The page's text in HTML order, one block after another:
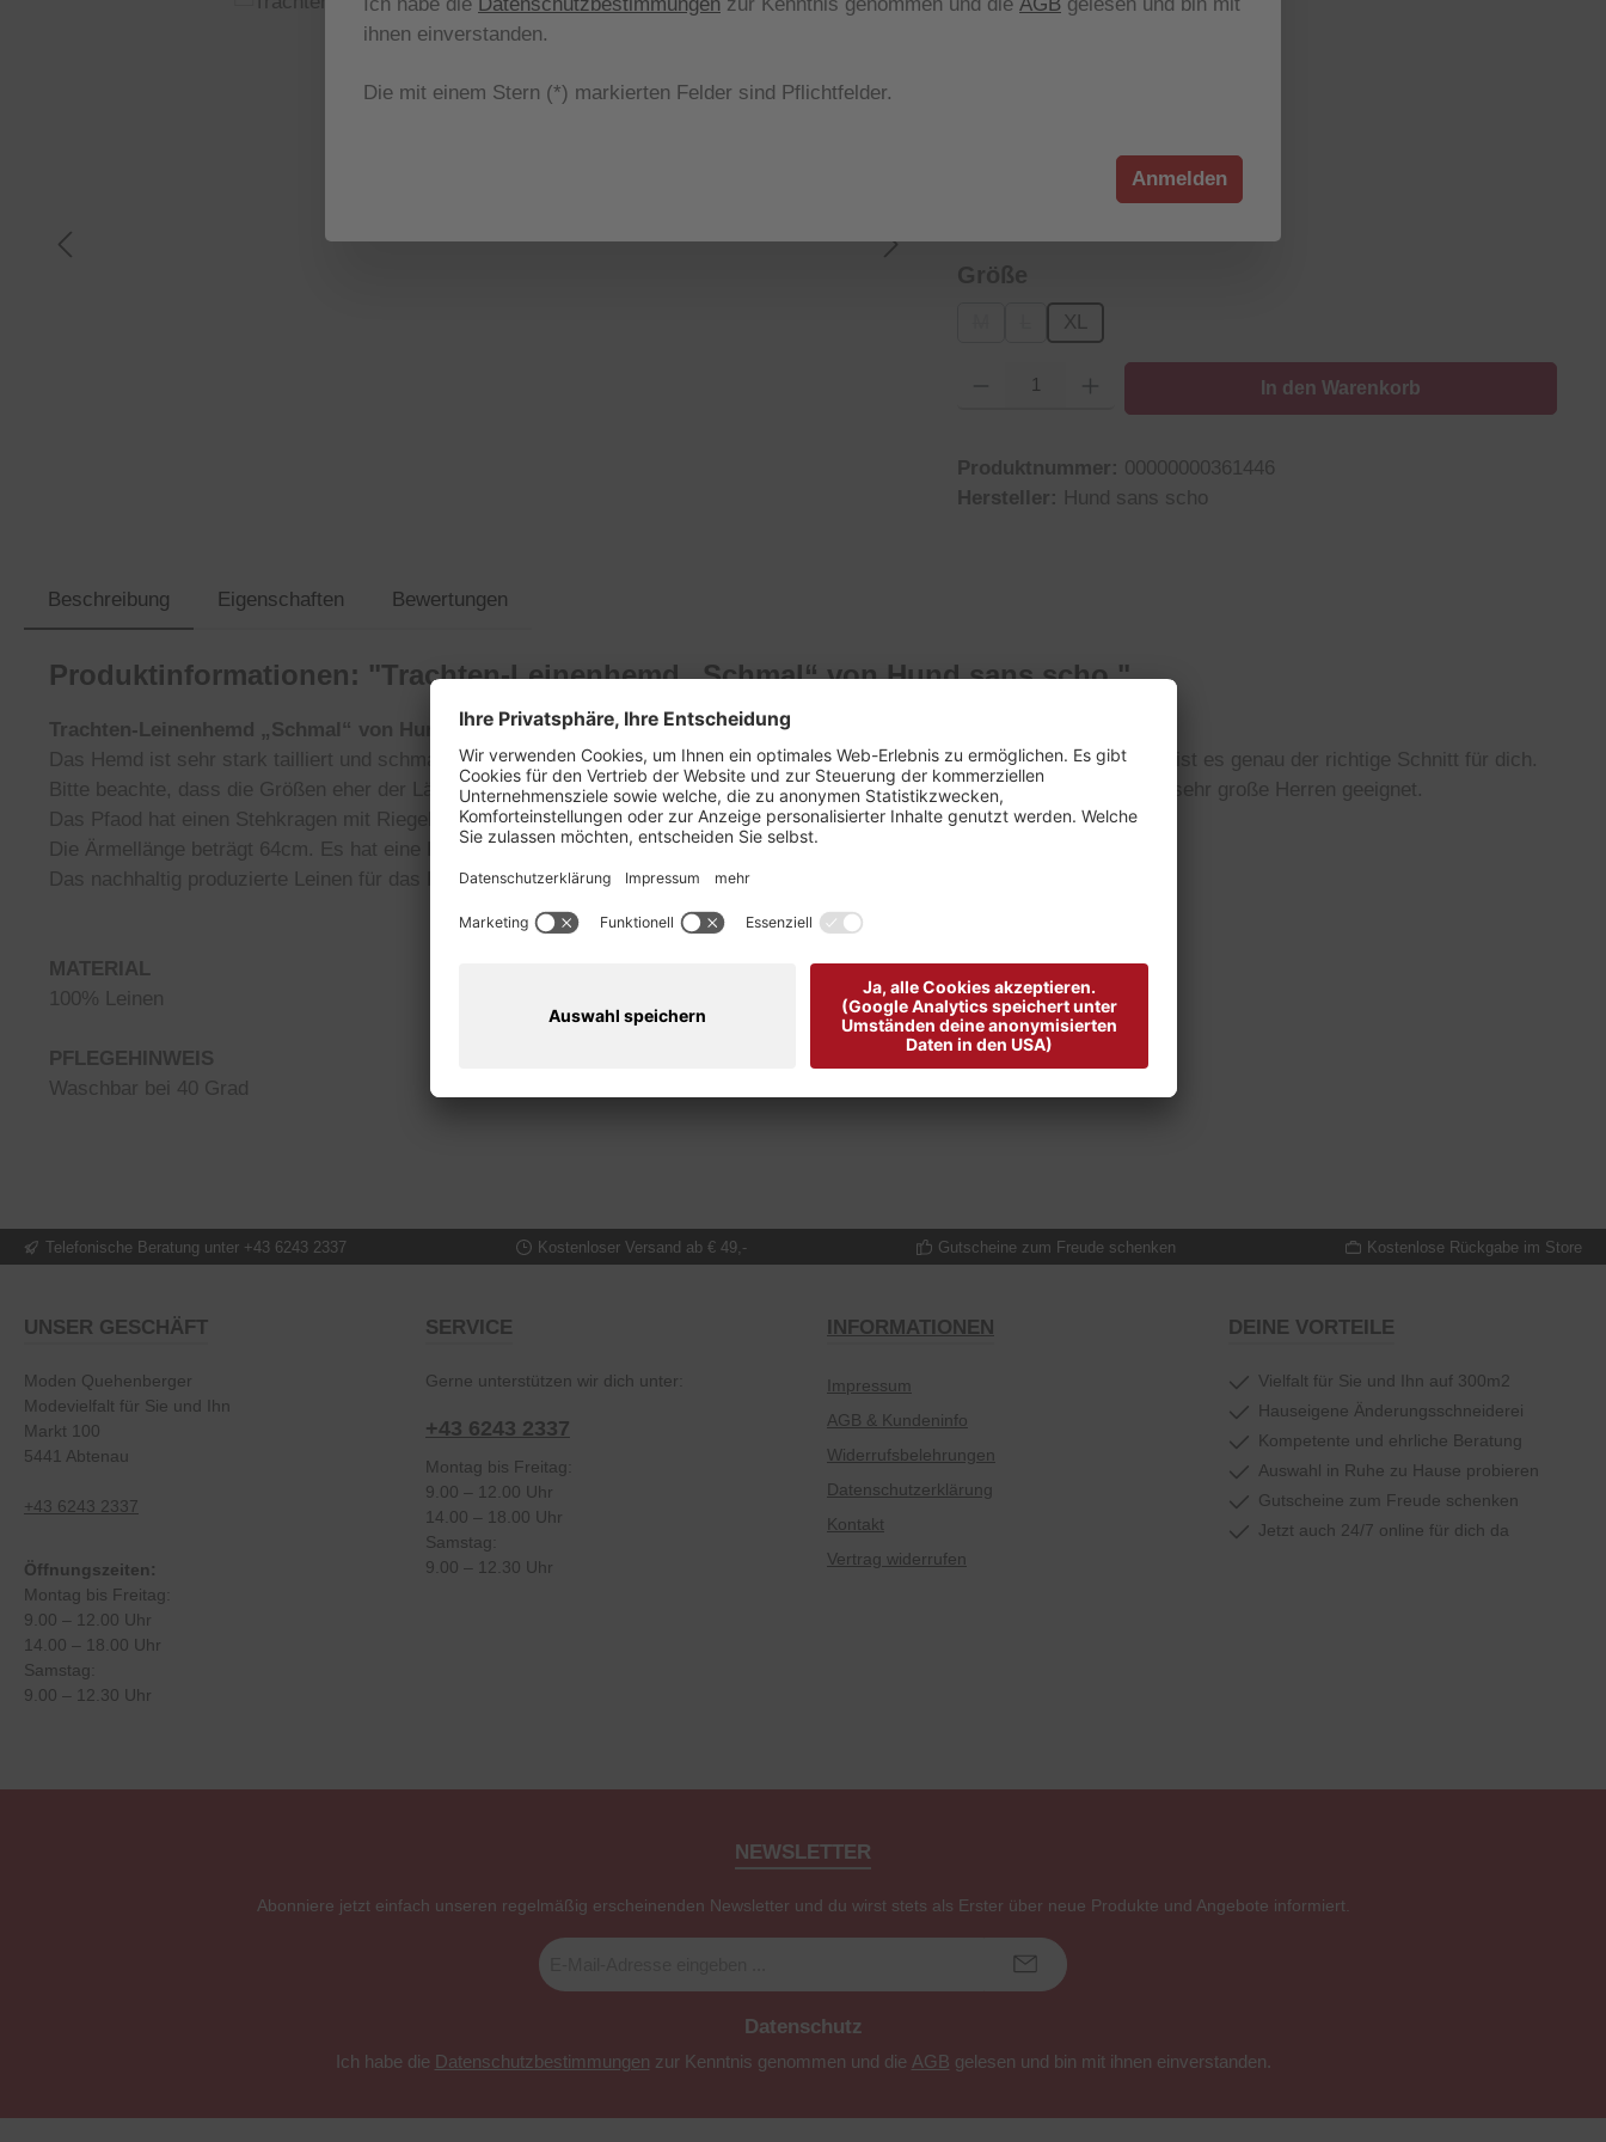
auswählen
(Diese Option ist zurzeit nicht verfügbar.)
(Diese Option ist zurzeit nicht verfügbar.)
XL
In den Warenkorb
Produktnummer: 00000000361446
Hersteller: Hund sans scho
Beschreibung Eigenschaften Bewertungen
Produktinformationen: "Trachten-Leinenhemd „Schmal“ von Hund sans scho "
Trachten-Leinenhemd „Schmal“ von Hund sans scho
Das Hemd ist sehr stark tailliert und schmal geschnitten. Wenn du also schlank bist, und dein Hemd gern stark tailliert trägst, ist es genau der richtige Schnitt für dich.
Bitte beachte, dass die Größen eher der Länge als in der Weit wachsen, daher sind die größeren Größen perfekt für schlanke sehr große Herren geeignet.
Das Pfaod hat einen Stehkragen mit Riegel und eine halblange Knopfleiste.
Die Ärmellänge beträgt 64cm. Es hat eine Einknopf-Manschette.
Das nachhaltig produzierte Leinen für das Pfoad stammt aus Spanien und ist mit dem GOTS Zertifikat ausgezeichnet.
MATERIAL
100% Leinen
PFLEGEHINWEIS
Waschbar bei 40 Grad
Telefonische Beratung unter +43 6243 2337 Kostenloser Versand ab € 49,- Gutscheine zum Freude schenken Kostenlose Rückgabe im Store
SERVICE
Gerne unterstützen wir dich unter:
+43 6243 2337
Montag bis Freitag:
9.00 – 12.00 Uhr
14.00 – 18.00 Uhr
Samstag:
9.00 – 12.30 Uhr
INFORMATIONEN
Impressum
AGB & Kundeninfo
Widerrufsbelehrungen
Datenschutzerklärung
Kontakt
Vertrag widerrufen
UNSER GESCHÄFT
Moden Quehenberger
Modevielfalt für Sie und Ihn
Markt 100
5441 Abtenau
+43 6243 2337
Öffnungszeiten:
Montag bis Freitag:
9.00 – 12.00 Uhr
14.00 – 18.00 Uhr
Samstag:
9.00 – 12.30 Uhr
DEINE VORTEILE
Vielfalt für Sie und Ihn auf 300m2
Hauseigene Änderungsschneiderei
Kompetente und ehrliche Beratung
Auswahl in Ruhe zu Hause probieren
Gutscheine zum Freude schenken
Jetzt auch 24/7 online für dich da
NEWSLETTER
Abonniere jetzt einfach unseren regelmäßig erscheinenden Newsletter und du wirst stets als Erster über neue Produkte und Angebote informiert.
E-
Mail-
Datenschutz
Ich habe die Datenschutzbestimmungen zur Kenntnis genommen und die AGB gelesen und bin mit ihnen einverstanden.
ihnen einverstanden.
Die mit einem Stern (*) markierten Felder sind Pflichtfelder.
Anmelden